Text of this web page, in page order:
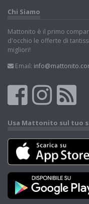
Chi Siamo
Mattonito è il primo
d'occhio le offerte di
migliori!
Email:
Usa Mattonito sul tuo